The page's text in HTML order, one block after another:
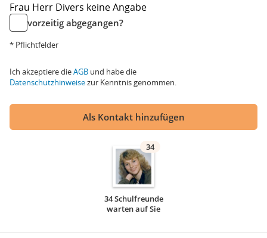
Frau Herr Divers keine Angabe
vorzeitig abgegangen?
* Pflichtfelder
Ich akzeptiere dieAGB und habe die
Datenschutzhinweisezur Kenntnis genommen.
Als Kontakt hinzufügen
34
34 Schulfreunde
warten auf Sie